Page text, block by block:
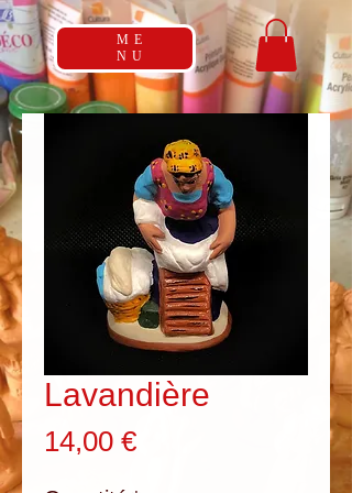
ME
NU
Lavandière
14,00 €Prix